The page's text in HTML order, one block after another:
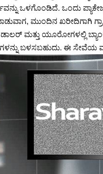
ಒಳಗೊಂಡಿದೆ. ಒಂದು
ಮುಂದಿನ ಖರೀದಿಗಾಗಿ
ಮತ್ತು ಯೂರೋಗಳಲ್ಲಿ
ಬಳಸಬಹುದು. ಈ ಸೇವೆಯ